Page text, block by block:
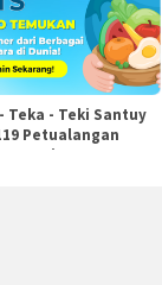
Teka - Teki Santuy
Petualangan
Dunia